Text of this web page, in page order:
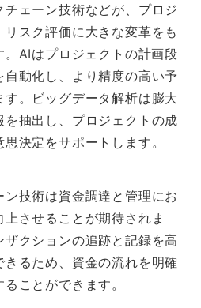
ェーン技術などが、プロジ
スク評価に大きな変革をも
AIはプロジェクトの計画段
動化し、より精度の高い予
。ビッグデータ解析は膨大
抽出し、プロジェクトの成
決定をサポートします。
技術は資金調達と管理にお
させることが期待されま
クションの追跡と記録を高
るため、資金の流れを明確
ことができます。